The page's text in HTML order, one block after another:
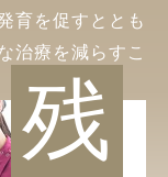
育を促すととも
治療を減らすこ
残